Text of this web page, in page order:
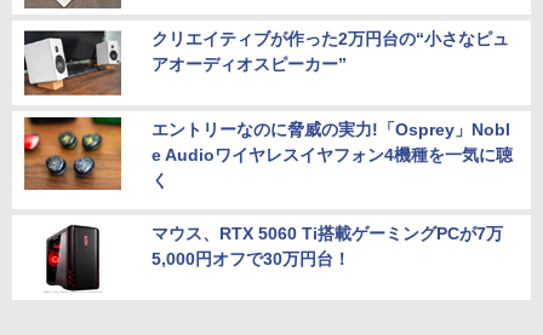
クリエイティブが作った2万円台の“小さなピュ
アオーディオスピーカー”
エントリーなのに脅威の実力!「Osprey」Nobl
e Audioワイヤレスイヤフォン4機種を一気に聴
く
マウス、RTX 5060 Ti搭載ゲーミングPCが7万
5,000円オフで30万円台！